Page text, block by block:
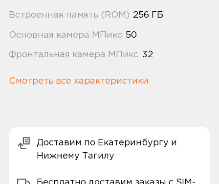
Встроенная память (ROM) 256 ГБ
Основная камера МПикс 50
Фронтальная камера МПикс 32
Смотреть все характеристики
Доставим по Екатеринбургу и
Нижнему Тагилу